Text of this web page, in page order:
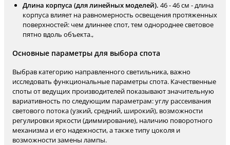
Длина корпуса (для линейных моделей). 46 - 46 см - длина
корпуса влияет на равномерность освещения протяженных
поверхностей: чем длиннее спот, тем однороднее световое
пятно вдоль объекта.,
Основные параметры для выбора спота
Выбрав категорию направленного светильника, важно
исследовать функциональные параметры спота. Качественные
споты от ведущих производителей показывают значительную
вариативность по следующим параметрам: углу рассеивания
светового потока (узкий, средний, широкий), возможности
регулировки яркости (диммирование), наличию поворотного
механизма и его надежности, а также типу цоколя и
возможности замены лампы.